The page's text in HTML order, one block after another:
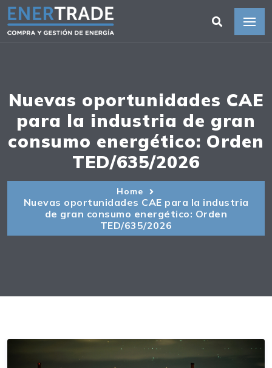
Nuevas oportunidades CAE
para la industria de gran
consumo energético: Orden
TED/635/2026
Home
Nuevas oportunidades CAE para la industria
de gran consumo energético: Orden
TED/635/2026